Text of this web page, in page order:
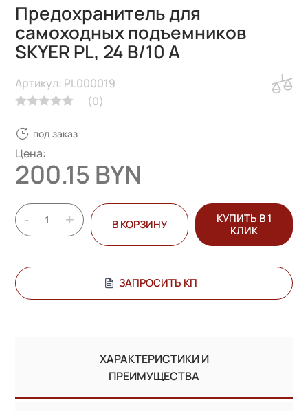
Предохранитель для
самоходных подъемников
SKYER PL, 24 В/10 А
(0)
Артикул: PL000019
под заказ
Цена:
200.15 BYN
- + В КОРЗИНУ
КУПИТЬ В 1
КЛИК
ЗАПРОСИТЬ КП
ХАРАКТЕРИСТИКИ И
ПРЕИМУЩЕСТВА